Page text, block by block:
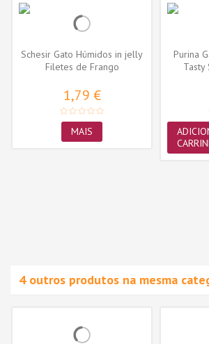
Schesir Gato Húmidos in jelly
Filetes de Frango
1,79 €
MAIS
Purina
Tasty
4 outros produtos na mesma